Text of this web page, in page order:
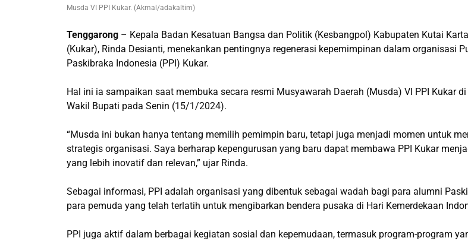
Musda VI PPI Kukar. (Akmal/adakaltim)
Tenggarong – Kepala Badan Kesatuan Bangsa dan Politik (Kesbangpol) Kabupaten Kutai
(Kukar), Rinda Desianti, menekankan pentingnya regenerasi kepemimpinan dalam organisasi
Paskibraka Indonesia (PPI) Kukar.
Hal ini ia sampaikan saat membuka secara resmi Musyawarah Daerah (Musda) VI PPI Kukar
Wakil Bupati pada Senin (15/1/2024).
“Musda ini bukan hanya tentang memilih pemimpin baru, tetapi juga menjadi momen untuk
strategis organisasi. Saya berharap kepengurusan yang baru dapat membawa PPI Kukar
yang lebih inovatif dan relevan,” ujar Rinda.
Sebagai informasi, PPI adalah organisasi yang dibentuk sebagai wadah bagi para alumni
para pemuda yang telah terlatih untuk mengibarkan bendera pusaka di Hari Kemerdekaan
PPI juga aktif dalam berbagai kegiatan sosial dan kepemudaan, termasuk program-program